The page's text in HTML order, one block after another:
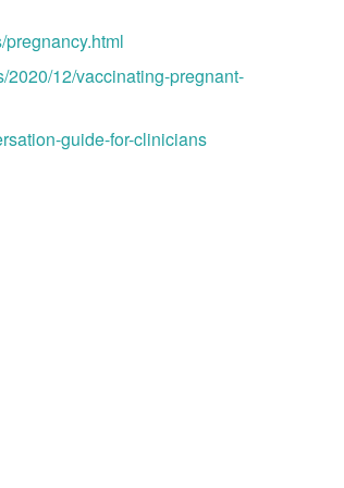
12/vaccinating-pregnant-
guide-for-clinicians